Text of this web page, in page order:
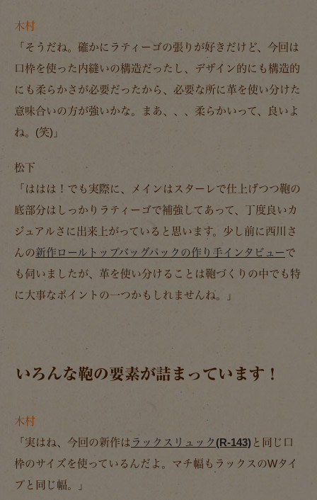
木村
「そうだね。確かにラティーゴの張りが好きだけど、今回は
口枠を使った内縫いの構造だったし、デザイン的にも構造的
にも柔らかさが必要だったから、必要な所に革を使い分けた
意味合いの方が強いかな。まあ、、、柔らかいって、良いよ
ね。(笑)」
松下
「ははは！でも実際に、メインはスターレで仕上げつつ鞄の
底部分はしっかりラティーゴで補強してあって、丁度良いカ
ジュアルさに出来上がっていると思います。少し前に西川さ
んの新作ロールトップバッグパックの作り手インタビューで
も伺いましたが、革を使い分けることは鞄づくりの中でも特
に大事なポイントの一つかもしれませんね。」
いろんな鞄の要素が詰まっています！
木村
「実はね、今回の新作は ラックスリュック(R-143) と同じ口
枠のサイズを使っているんだよ。マチ幅もラックスのWタイ
プと同じ幅。」